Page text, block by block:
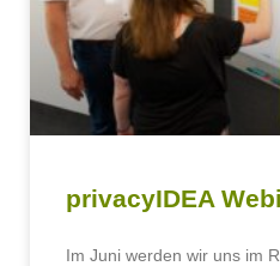
privacyIDEA
Im Juni werden wir uns im